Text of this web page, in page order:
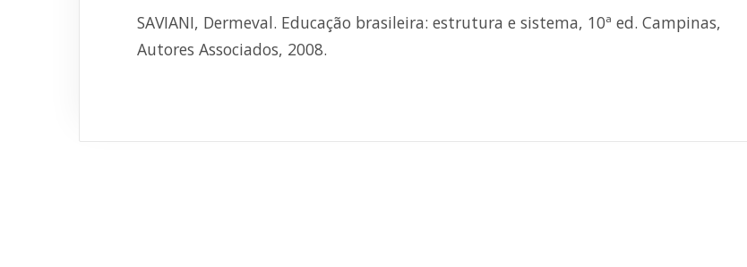
SAVIANI, Dermeval. Educação brasileira: estrutura e sistema, 10ª ed. Campinas,
Autores Associados, 2008.